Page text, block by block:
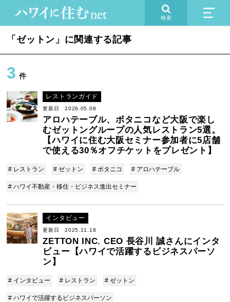
検索
「ゼットン」に関連する記事
3 件
レストランガイド
更新日 2026.05.08
アロハテーブル、ボタニコなど大阪で楽し
むゼットングループの人気レストラン5選。
【ハワイに住む大阪セミナー参加者に5店舗
で使える30％オフチケットをプレゼント】
# レストラン # ゼットン # ボタニコ # アロハテーブル
# ハワイ不動産・移住・ビジネス進出セミナー
インタビュー
更新日 2025.11.18
ZETTON INC. CEO 長谷川 誠さんにインタ
ビュー【ハワイで活躍するビジネスパーソ
ン】
# インタビュー # レストラン # ゼットン
# ハワイで活躍するビジネスパーソン